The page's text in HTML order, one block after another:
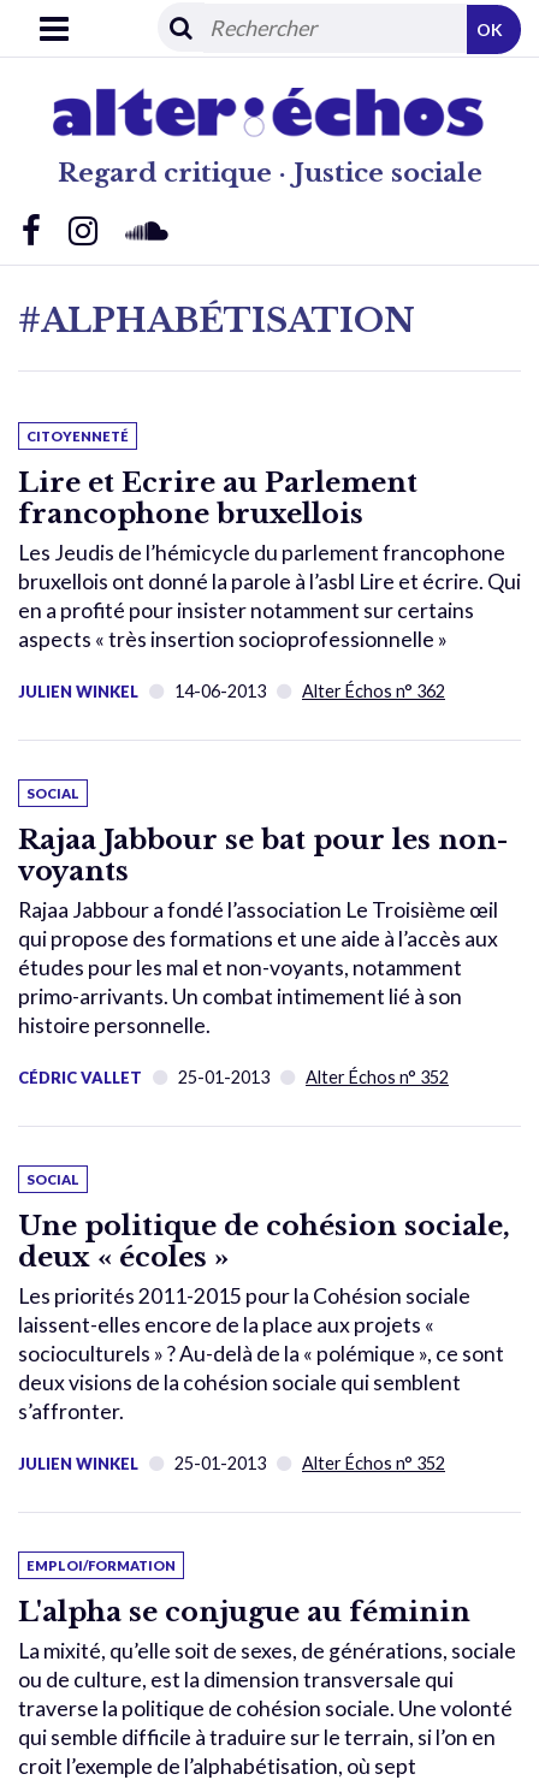
Regard critique · Justice sociale
OK
#ALPHABÉTISATION
CITOYENNETÉ
Lire et Ecrire au Parlement
francophone bruxellois
Les Jeudis de l’hémicycle du parlement francophone
bruxellois ont donné la parole à l’asbl Lire et écrire. Qui
en a profité pour insister notamment sur certains
aspects « très insertion socioprofessionnelle »
JULIEN WINKEL 14-06-2013 Alter Échos n° 362
SOCIAL
Rajaa Jabbour se bat pour les non-
voyants
Rajaa Jabbour a fondé l’association Le Troisième œil
qui propose des formations et une aide à l’accès aux
études pour les mal et non-voyants, notamment
primo-arrivants. Un combat intimement lié à son
histoire personnelle.
CÉDRIC VALLET 25-01-2013 Alter Échos n° 352
SOCIAL
Une politique de cohésion sociale,
deux « écoles »
Les priorités 2011-2015 pour la Cohésion sociale
laissent-elles encore de la place aux projets «
socioculturels » ? Au-delà de la « polémique », ce sont
deux visions de la cohésion sociale qui semblent
s’affronter.
JULIEN WINKEL 25-01-2013 Alter Échos n° 352
EMPLOI/FORMATION
L'alpha se conjugue au féminin
La mixité, qu’elle soit de sexes, de générations, sociale
ou de culture, est la dimension transversale qui
traverse la politique de cohésion sociale. Une volonté
qui semble difficile à traduire sur le terrain, si l’on en
croit l’exemple de l’alphabétisation, où sept